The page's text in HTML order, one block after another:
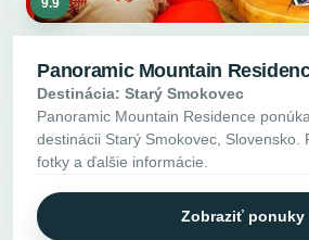
Panoramic Mountain
Destinácia: Starý Smokovec
Panoramic Mountain Residence
destinácii Starý Smokovec, Slovensko.
fotky a ďalšie informácie.
Zobraziť ponuky